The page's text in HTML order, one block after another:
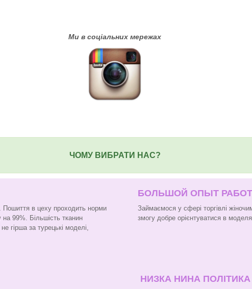
Ми в соціальних мережах
ЧОМУ ВИБРАТИ НАС?
Пошиття в цеху проходить норми
99%. Більшість тканин
гірша за турецькі моделі,
БОЛЬШОЙ ОПЫТ
Займаємося у сфері торгівлі
змогу добре орієнтуватися в
НИЗКА НИНА ПОЛІТИКА